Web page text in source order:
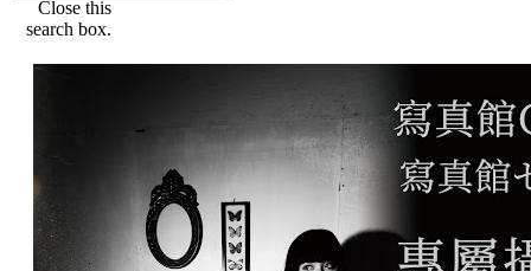
Close this
search box.